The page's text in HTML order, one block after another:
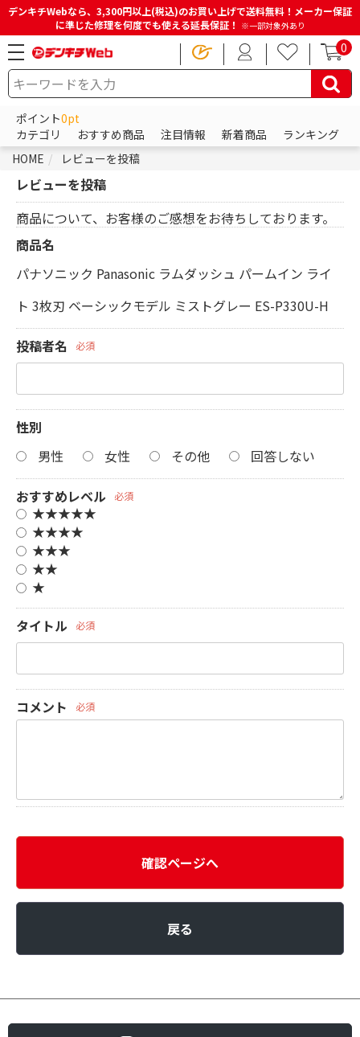
デンキチWebなら、3,300円以上(税込)のお買い上げで送料無料！メーカー保証
に準じた修理を何度でも使える延長保証！ ※一部対象外あり
0
ポイント0pt
カテゴリ
おすすめ商品 注目情報 新着商品
ランキング
HOME
レビューを投稿
レビューを投稿
商品について、お客様のご感想をお待ちしております。
商品名
パナソニック Panasonic ラムダッシュ パームイン ライ
ト 3枚刃 ベーシックモデル ミストグレー ES-P330U-H
投稿者名 必須
性別
男性
女性 その他 回答しない
おすすめレベル 必須
★★★★★
★★★★
★★★
★★
★
タイトル
必須
コメント 必須
確認ページへ
戻る